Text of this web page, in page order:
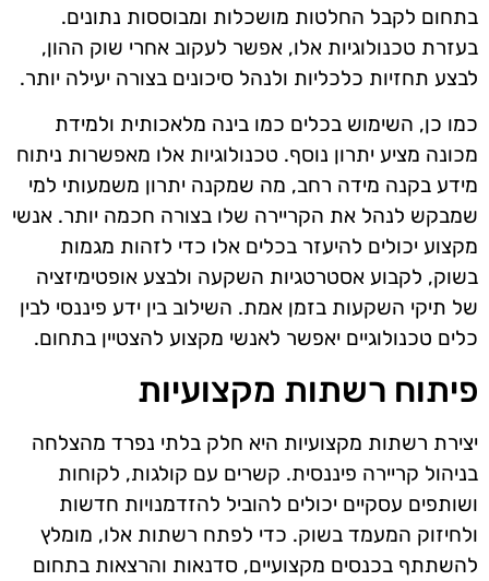
בתחום לקבל החלטות מושכלות ומבוססות נתונים.
בעזרת טכנולוגיות אלו, אפשר לעקוב אחרי שוק ההון,
לבצע תחזיות כלכליות ולנהל סיכונים בצורה יעילה יותר.
כמו כן, השימוש בכלים כמו בינה מלאכותית ולמידת
מכונה מציע יתרון נוסף. טכנולוגיות אלו מאפשרות ניתוח
מידע בקנה מידה רחב, מה שמקנה יתרון משמעותי למי
שמבקש לנהל את הקריירה שלו בצורה חכמה יותר. אנשי
מקצוע יכולים להיעזר בכלים אלו כדי לזהות מגמות
בשוק, לקבוע אסטרטגיות השקעה ולבצע אופטימיזציה
של תיקי השקעות בזמן אמת. השילוב בין ידע פיננסי לבין
כלים טכנולוגיים יאפשר לאנשי מקצוע להצטיין בתחום.
פיתוח רשתות מקצועיות
יצירת רשתות מקצועיות היא חלק בלתי נפרד מהצלחה
בניהול קריירה פיננסית. קשרים עם קולגות, לקוחות
ושותפים עסקיים יכולים להוביל להזדמנויות חדשות
ולחיזוק המעמד בשוק. כדי לפתח רשתות אלו, מומלץ
להשתתף בכנסים מקצועיים, סדנאות והרצאות בתחום